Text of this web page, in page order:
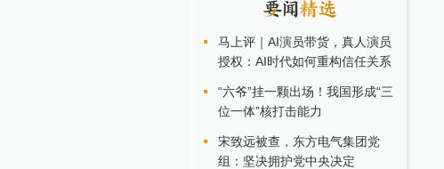
马上评｜AI演员带货，真人演员
授权：AI时代如何重构信任关系
“六爷”挂一颗出场！我国形成“三
位一体”核打击能力
宋致远被查，东方电气集团党
组：坚决拥护党中央决定